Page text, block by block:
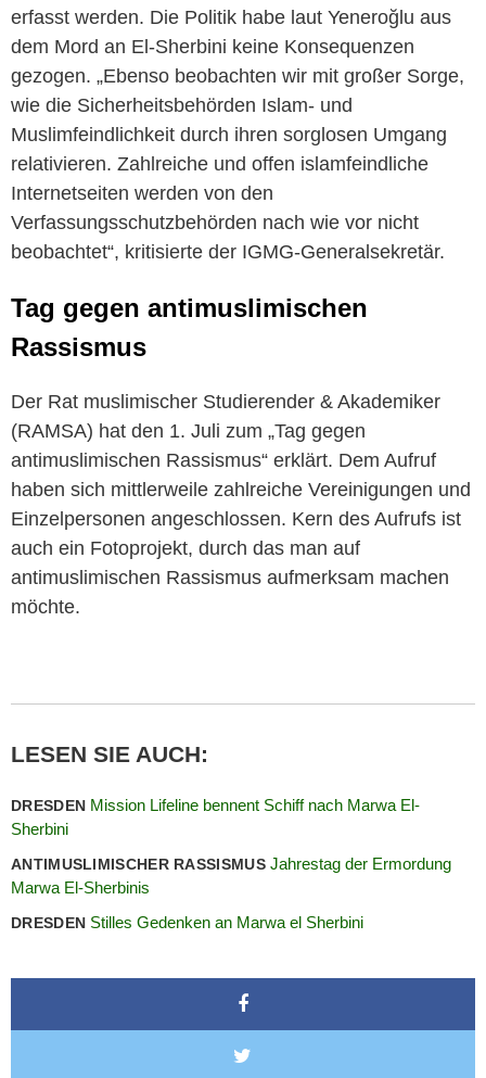
erfasst werden. Die Politik habe laut Yeneroğlu aus
dem Mord an El-Sherbini keine Konsequenzen
gezogen. „Ebenso beobachten wir mit großer Sorge,
wie die Sicherheitsbehörden Islam- und
Muslimfeindlichkeit durch ihren sorglosen Umgang
relativieren. Zahlreiche und offen islamfeindliche
Internetseiten werden von den
Verfassungsschutzbehörden nach wie vor nicht
beobachtet“, kritisierte der IGMG-Generalsekretär.
Tag gegen antimuslimischen
Rassismus
Der Rat muslimischer Studierender & Akademiker
(RAMSA) hat den 1. Juli zum „Tag gegen
antimuslimischen Rassismus“ erklärt. Dem Aufruf
haben sich mittlerweile zahlreiche Vereinigungen und
Einzelpersonen angeschlossen. Kern des Aufrufs ist
auch ein Fotoprojekt, durch das man auf
antimuslimischen Rassismus aufmerksam machen
möchte.
LESEN SIE AUCH:
DRESDEN Mission Lifeline bennent Schiff nach Marwa El-
Sherbini
ANTIMUSLIMISCHER RASSISMUSJahrestag der Ermordung
Marwa El-Sherbinis
DRESDEN Stilles Gedenken an Marwa el Sherbini